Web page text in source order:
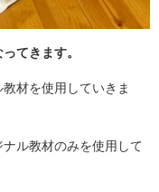
てきます。
材を使用していきま
ル教材のみを使用して